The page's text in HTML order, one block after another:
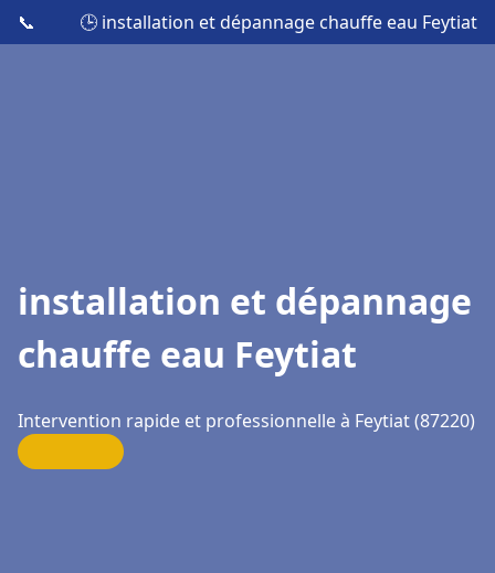
📞 🕒 installation et dépannage chauffe eau Feytiat
installation et dépannage
chauffe eau Feytiat
Intervention rapide et professionnelle à Feytiat (87220)